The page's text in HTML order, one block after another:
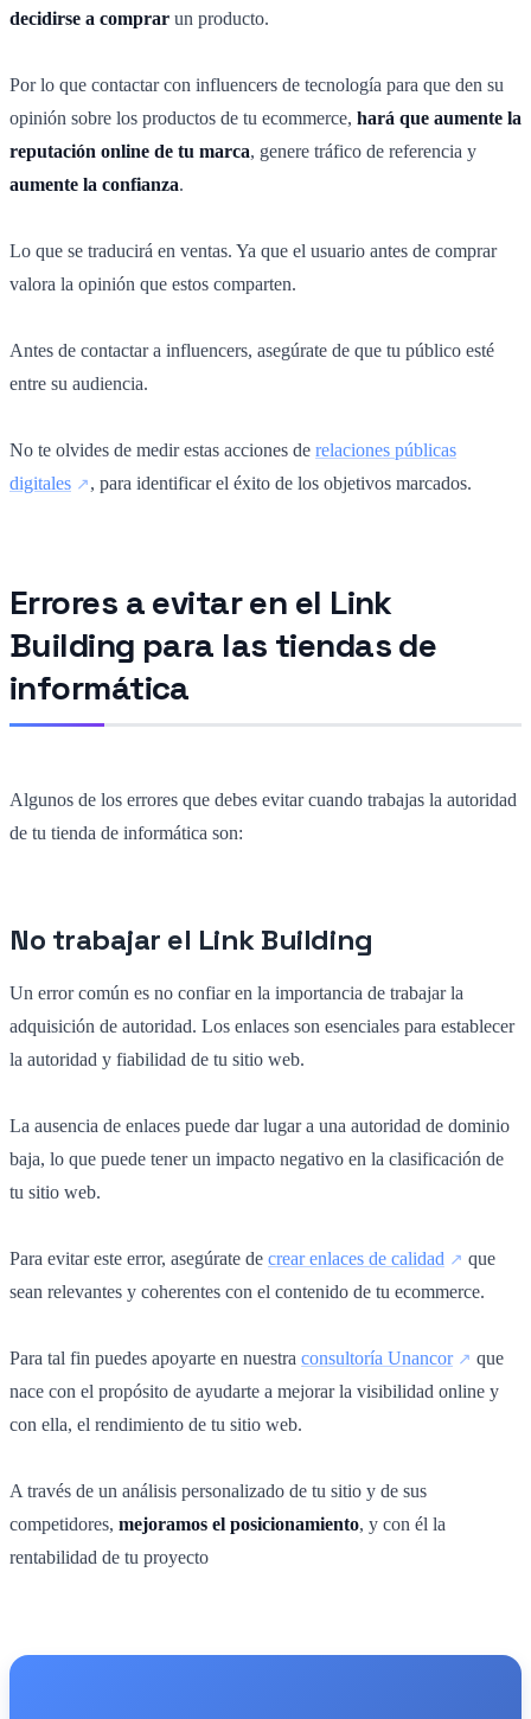
decidirse a comprar un producto.
Por lo que contactar con influencers de tecnología para que den su
opinión sobre los productos de tu ecommerce, hará que aumente la
reputación online de tu marca, genere tráfico de referencia y
aumente la confianza.
Lo que se traducirá en ventas. Ya que el usuario antes de comprar
valora la opinión que estos comparten.
Antes de contactar a influencers, asegúrate de que tu público esté
entre su audiencia.
No te olvides de medir estas acciones de relaciones públicas
digitales
, para identificar el éxito de los objetivos marcados.
Errores a evitar en el Link
Building para las tiendas de
informática
Algunos de los errores que debes evitar cuando trabajas la autoridad
de tu tienda de informática son:
No trabajar el Link Building
Un error común es no confiar en la importancia de trabajar la
adquisición de autoridad. Los enlaces son esenciales para establecer
la autoridad y fiabilidad de tu sitio web.
La ausencia de enlaces puede dar lugar a una autoridad de dominio
baja, lo que puede tener un impacto negativo en la clasificación de
tu sitio web.
Para evitar este error, asegúrate de crear enlaces de calidad
que
sean relevantes y coherentes con el contenido de tu ecommerce.
Para tal fin puedes apoyarte en nuestra consultoría Unancor
que
nace con el propósito de ayudarte a mejorar la visibilidad online y
con ella, el rendimiento de tu sitio web.
A través de un análisis personalizado de tu sitio y de sus
competidores, mejoramos el posicionamiento, y con él la
rentabilidad de tu proyecto